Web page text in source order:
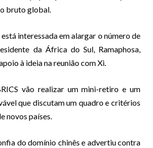
bruto global.
interessada em alargar o número de
da África do Sul, Ramaphosa,
à ideia na reunião com Xi.
vão realizar um mini-retiro e um
que discutam um quadro e critérios
novos países.
do domínio chinês e advertiu contra